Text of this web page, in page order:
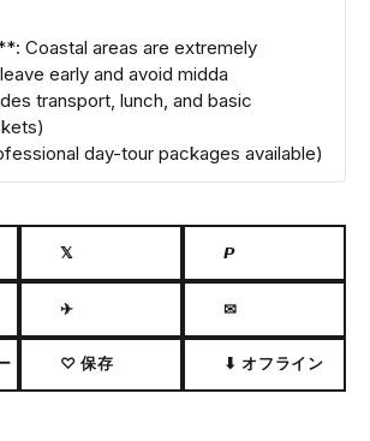
Coastal areas are extremely
early and avoid midda
transport, lunch, and basic
day-tour packages available)
𝕏 𝙋
✈ ✉
♡ 保存 ⬇ オフライン